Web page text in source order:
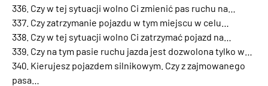
Czy w tej sytuacji wolno Ci zmienić pas ruchu na…
Czy zatrzymanie pojazdu w tym miejscu w celu…
Czy w tej sytuacji wolno Ci zatrzymać pojazd na…
Czy na tym pasie ruchu jazda jest dozwolona tylko w…
Kierujesz pojazdem silnikowym. Czy z zajmowanego
pasa…